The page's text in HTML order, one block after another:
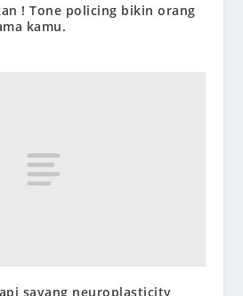
! Tone policing bikin orang
kamu.
sayang neuroplasticity